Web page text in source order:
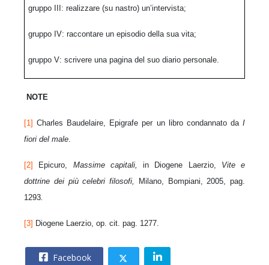
gruppo III: realizzare (su nastro) un’intervista;
gruppo IV: raccontare un episodio della sua vita;
gruppo V: scrivere una pagina del suo diario personale.
NOTE
[1] Charles Baudelaire, Epigrafe per un libro condannato da I
fiori del male.
[2] Epicuro, Massime capitali, in Diogene Laerzio, Vite e
dottrine dei più celebri filosofi,
Milano, Bompiani, 2005, pag.
1293.
[3] Diogene Laerzio, op. cit. pag. 1277.
Facebook